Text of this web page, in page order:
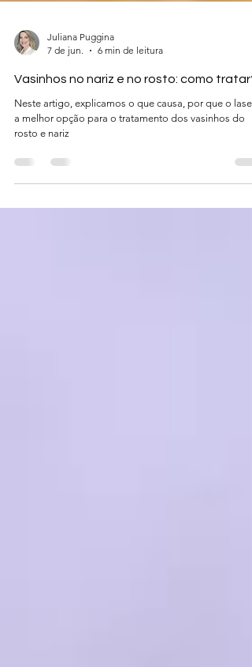
Juliana Puggina
7 de jun.
6 min de leitura
Vasinhos no nariz e no rosto: como tratar?
Neste artigo, explicamos o que causa, por que o laser
rosto e nariz